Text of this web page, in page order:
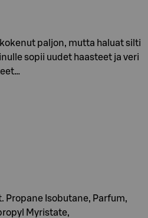
paljon, mutta haluat silti
sopii uudet haasteet ja veri
Propane Isobutane, Parfum,
Myristate,